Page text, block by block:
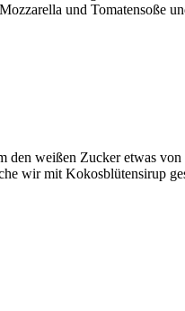
und Tomatensoße
weißen Zucker etwas
wir mit Kokosblütensirup